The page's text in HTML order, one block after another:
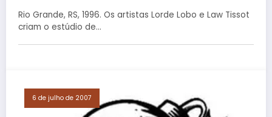
Rio Grande, RS, 1996. Os artistas Lorde Lobo e Law Tissot
criam o estúdio de…
6 de julho de 2007